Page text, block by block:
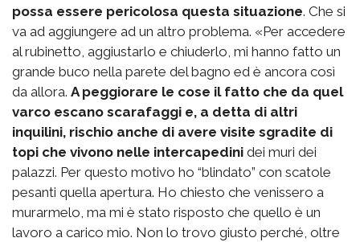
possa essere pericolosa questa situazione. Che si
va ad aggiungere ad un altro problema. «Per accedere
al rubinetto, aggiustarlo e chiuderlo, mi hanno fatto un
grande buco nella parete del bagno ed è ancora così
da allora. A peggiorare le cose il fatto che da quel
varco escano scarafaggi e, a detta di altri
inquilini, rischio anche di avere visite sgradite di
topi che vivono nelle intercapedini dei muri dei
palazzi. Per questo motivo ho “blindato” con scatole
pesanti quella apertura. Ho chiesto che venissero a
murarmelo, ma mi è stato risposto che quello è un
lavoro a carico mio. Non lo trovo giusto perché, oltre